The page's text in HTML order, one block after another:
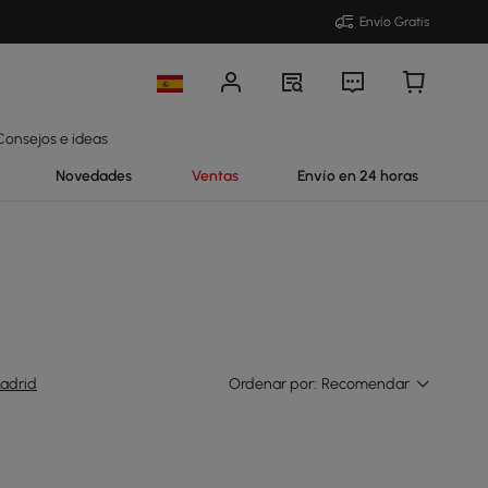
Envío Gratis
e ideas
Novedades Ventas Envío en 24 horas
Ordenar por: Recomendar